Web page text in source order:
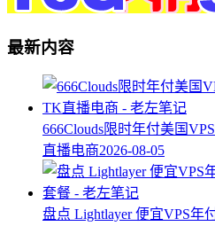
最新内容
666Clouds限时年付美国
直播电商2026-08-05
盘点 Lightlayer 便宜VPS年